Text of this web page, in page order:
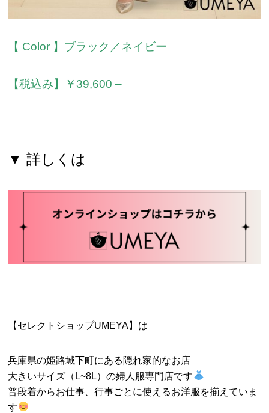
【 Color 】ブラック／ネイビー
【税込み】￥39,600 –
▼ 詳しくは
【セレクトショップUMEYA】は
兵庫県の姫路城下町にある隠れ家的なお店
大きいサイズ（L~8L）の婦人服専門店です
普段着からお仕事、行事ごとに使えるお洋服を揃えていま
す